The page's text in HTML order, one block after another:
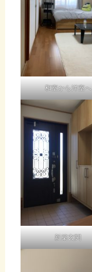
和室から洋室へ
新築玄関